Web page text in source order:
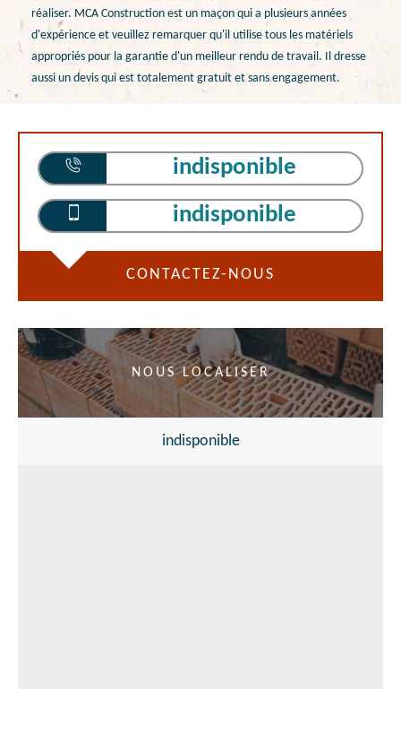
réaliser. MCA Construction est un maçon qui a plusieurs années
d'expérience et veuillez remarquer qu'il utilise tous les matériels
appropriés pour la garantie d'un meilleur rendu de travail. Il dresse
aussi un devis qui est totalement gratuit et sans engagement.
indisponible
indisponible
CONTACTEZ-NOUS
NOUS LOCALISER
indisponible